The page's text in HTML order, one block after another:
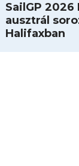
SailGP
ausztrál
Halifaxban